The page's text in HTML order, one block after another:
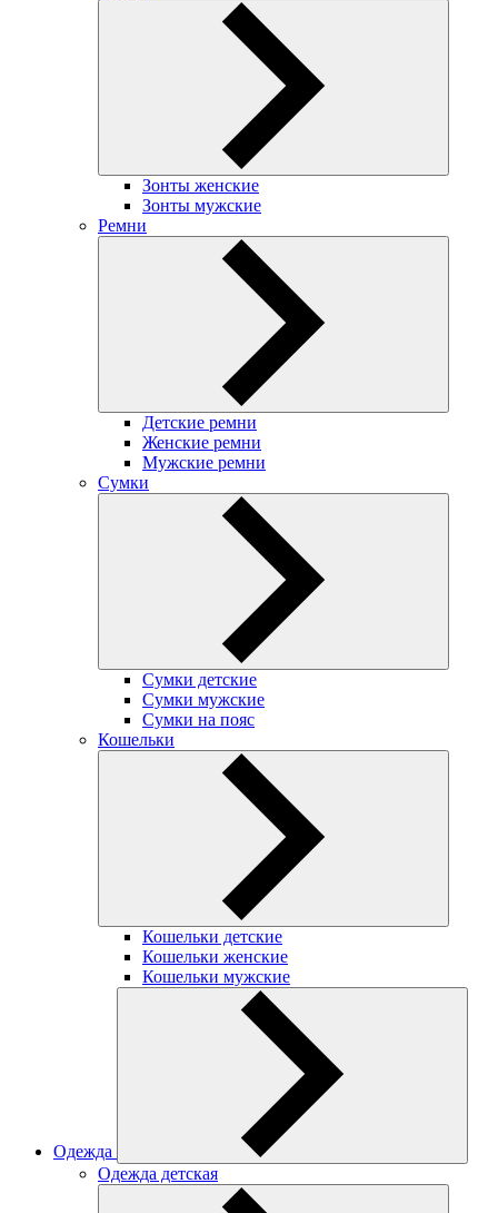
Зонты женские
Зонты мужские
Ремни
Детские ремни
Женские ремни
Мужские ремни
Сумки
Сумки детские
Сумки мужские
Сумки на пояс
Кошельки
Кошельки детские
Кошельки женские
Кошельки мужские
Одежда
Одежда детская